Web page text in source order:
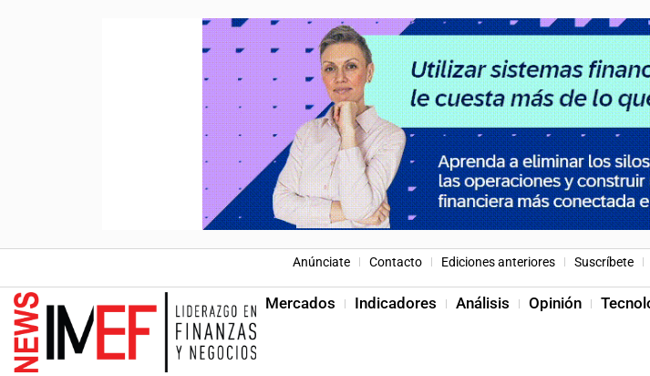
Anúnciate Contacto Ediciones anteriores Suscríbete
Mercados Indicadores Análisis Opinión